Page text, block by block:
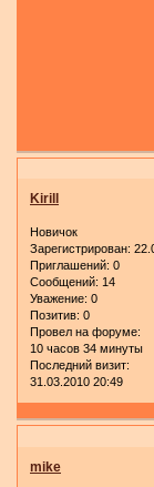
Kirill
Новичок
Зарегистрирован:
Приглашений: 0
Сообщений: 14
Уважение: 0
Позитив: 0
Провел на форуме:
10 часов 34 минуты
Последний визит:
31.03.2010 20:49
mike